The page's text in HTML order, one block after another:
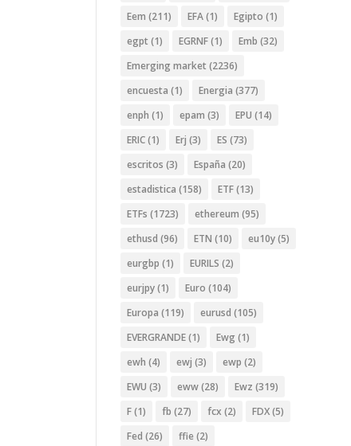
Eem (211) EFA(1) Egipto (1)
egpt (1) EGRNF(1) Emb (32)
Emerging market (2236)
encuesta (1) Energia (377)
enph (1) epam (3) EPU (14)
ERIC(1) Erj (3) ES (73)
escritos (3) España (20)
estadistica (158) ETF(13)
ETFs (1723) ethereum (95)
ethusd (96) ETN (10) eu10y(5)
eurgbp (1) EURILS (2)
eurjpy(1) Euro (104)
Europa (119) eurusd (105)
EVERGRANDE(1) Ewg (1)
ewh (4) ewj (3) ewp (2)
EWU (3) eww(28) Ewz (319)
F(1) fb (27) fcx (2) FDX(5)
Fed (26) ffie (2)